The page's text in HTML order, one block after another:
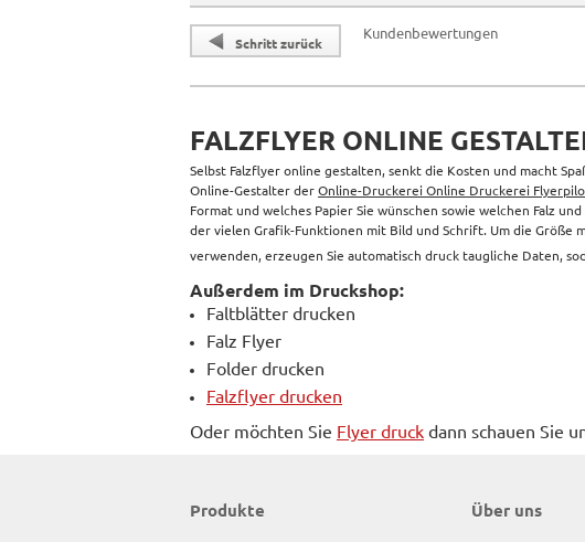
Schritt zurück
Kundenbewertungen
FALZFLYER ONLINE
Selbst Falzflyer online gestalten, senkt die Kosten und macht
Online-Gestalter derOnline-Druckerei Online Druckerei
Format und welches Papier Sie wünschen sowie welchen Falz
der vielen Grafik-Funktionen mit Bild und Schrift. Um die Größe
verwenden, erzeugen Sie automatisch druck taugliche Daten,
Außerdem im Druckshop:
Faltblätter drucken
Falz Flyer
Folder drucken
Falzflyer drucken
Oder möchten Sie Flyer druck dann schauen Sie
Produkte Über uns